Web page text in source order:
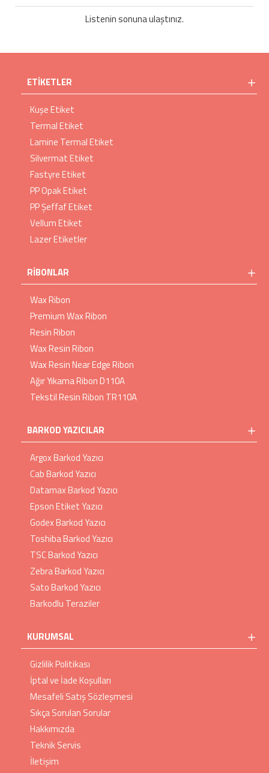
Listenin sonuna ulaştınız.
ETIKETLER
Kuşe Etiket
Termal Etiket
Lamine Termal Etiket
Silvermat Etiket
Fastyre Etiket
PP Opak Etiket
PP Şeffaf Etiket
Vellum Etiket
Lazer Etiketler
RIBONLAR
Wax Ribon
Premium Wax Ribon
Resin Ribon
Wax Resin Ribon
Wax Resin Near Edge Ribon
Ağır Yıkama Ribon D110A
Tekstil Resin Ribon TR110A
BARKOD YAZICILAR
Argox Barkod Yazıcı
Cab Barkod Yazıcı
Datamax Barkod Yazıcı
Epson Etiket Yazıcı
Godex Barkod Yazıcı
Toshiba Barkod Yazıcı
TSC Barkod Yazıcı
Zebra Barkod Yazıcı
Sato Barkod Yazıcı
Barkodlu Teraziler
KURUMSAL
Gizlilik Politikası
İptal ve İade Koşulları
Mesafeli Satış Sözleşmesi
Sıkça Sorulan Sorular
Hakkımızda
Teknik Servis
İletişim